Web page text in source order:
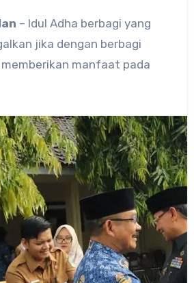
– Idul Adha berbagi yang
jika dengan berbagi
manfaat pada